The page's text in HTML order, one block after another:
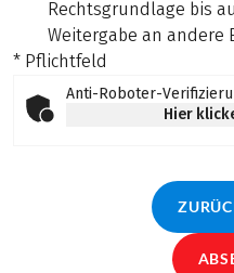
Rechtsgrundlage bis
Weitergabe an andere
* Pflichtfeld
Anti-Roboter-
Hier